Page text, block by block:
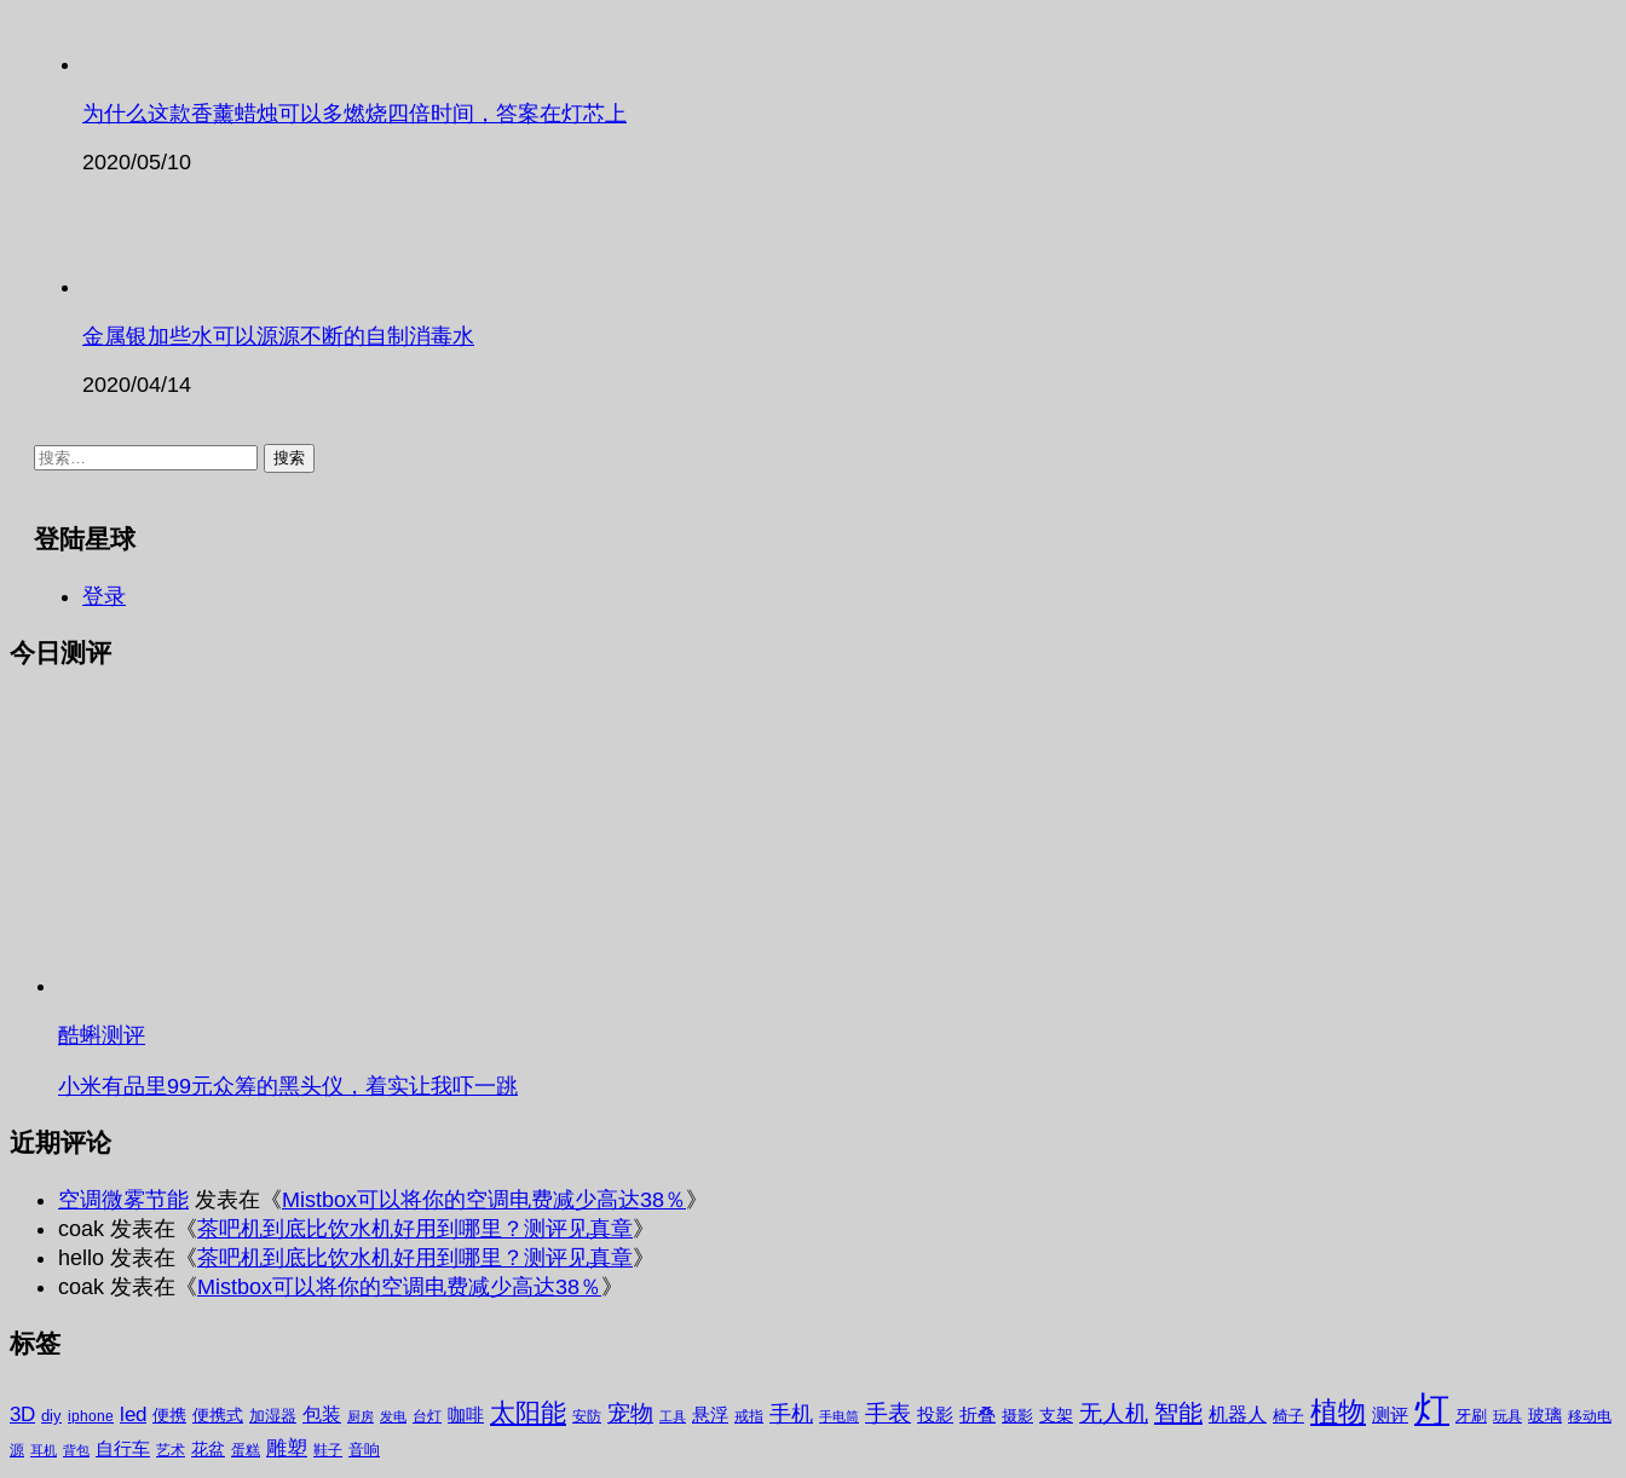
为什么这款香薰蜡烛可以多燃烧四倍时间，答案在灯芯上
2020/05/10
金属银加些水可以源源不断的自制消毒水
2020/04/14
搜
登陆星球
登录
今日测评
酷蝌测评
小米有品里99元众筹的黑头仪，着实让我吓一跳
近期评论
空调微雾节能 发表在《Mistbox可以将你的空调电费减少高达38％ 》
coak 发表在《茶吧机到底比饮水机好用到哪里？测评见真章》
hello 发表在《茶吧机到底比饮水机好用到哪里？测评见真章》
coak 发表在《Mistbox可以将你的空调电费减少高达38％ 》
标签
3D diy iphone led 便携 便携式 加湿器 包装 厨房 发电 台灯 咖啡 太阳能 安防 宠物 工具 悬浮 戒指 手机 手电筒 手表 投影 折叠 摄影 支架 无人机 智能 机器人 椅子 植物 测评 灯 牙刷 玩具 玻璃 移动电
源 耳机 背包 自行车 艺术 花盆 蛋糕 雕塑 鞋子 音响